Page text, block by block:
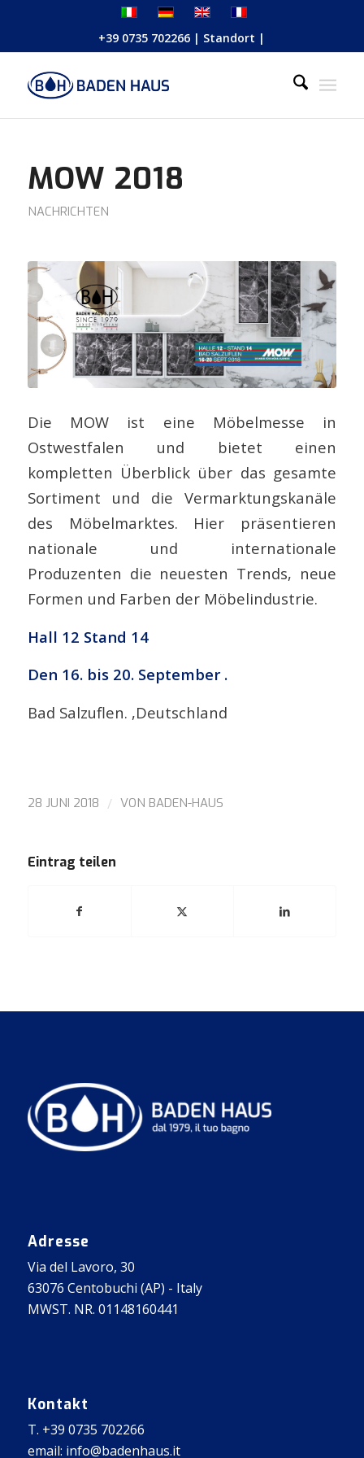
+39 0735 702266 | Standort |
MOW 2018
NACHRICHTEN
Die MOW ist eine Möbelmesse in
Ostwestfalen und bietet einen
kompletten Überblick über das gesamte
Sortiment und die Vermarktungskanäle
des Möbelmarktes. Hier präsentieren
nationale und internationale
Produzenten die neuesten Trends, neue
Formen und Farben der Möbelindustrie.
Hall 12 Stand 14
Den 16. bis 20. September .
Bad Salzuflen. ,Deutschland
28 JUNI 2018 / VON BADEN-HAUS
Eintrag teilen
Adresse
Via del Lavoro, 30
63076 Centobuchi (AP) - Italy
MWST. NR. 01148160441
Kontakt
T. +39 0735 702266
email: info@badenhaus.it